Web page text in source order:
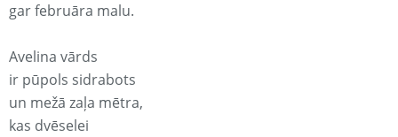
gar februāra malu.
Avelina vārds
ir pūpols sidrabots
un mežā zaļa mētra,
kas dvēselei